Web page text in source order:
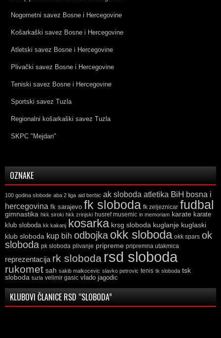
Nogometni savez Bosne i Hercegovine
Košarkaški savez Bosne i Hercegovine
Atletski savez Bosne i Hercegovine
Plivački savez Bosne i Hercegovine
Teniski savez Bosne i Hercegovine
Sportski savez Tuzla
Regionalni košarkaški savez Tuzla
SKPC "Mejdan"
OZNAKE
100 godina slobode aba 2 liga aid berbic ak sloboda atletika BiH bosna i
hercegovina fk sarajevo fk sloboda fk zeljeznicar fudbal
gimnastika hkk siroki hkk zrinjski husref musemic in memoriam karate karate
klub sloboda kk kakanj kosarka krsg sloboda kuglanje kuglaski
klub sloboda kup bih odbojka okk sloboda okk spars ok
sloboda pk sloboda plivanje pripreme pripremna utakmica
reprezentacija rk sloboda rsd sloboda
rukomet sah sakib malkocevic slavko petrovic tenis tk sloboda tsk
sloboda tuzla velimir gasic vlado jagodic
KLUBOVI ČLANICE RSD “SLOBODA”